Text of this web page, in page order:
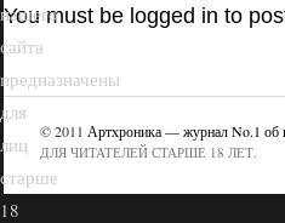
You must be logged in to
© 2011 Артхроника — журнал No.1 об
ДЛЯ ЧИТАТЕЛЕЙ СТАРШЕ 18 ЛЕТ.
нашего
сайта
предназначены
для
лиц
старше
18